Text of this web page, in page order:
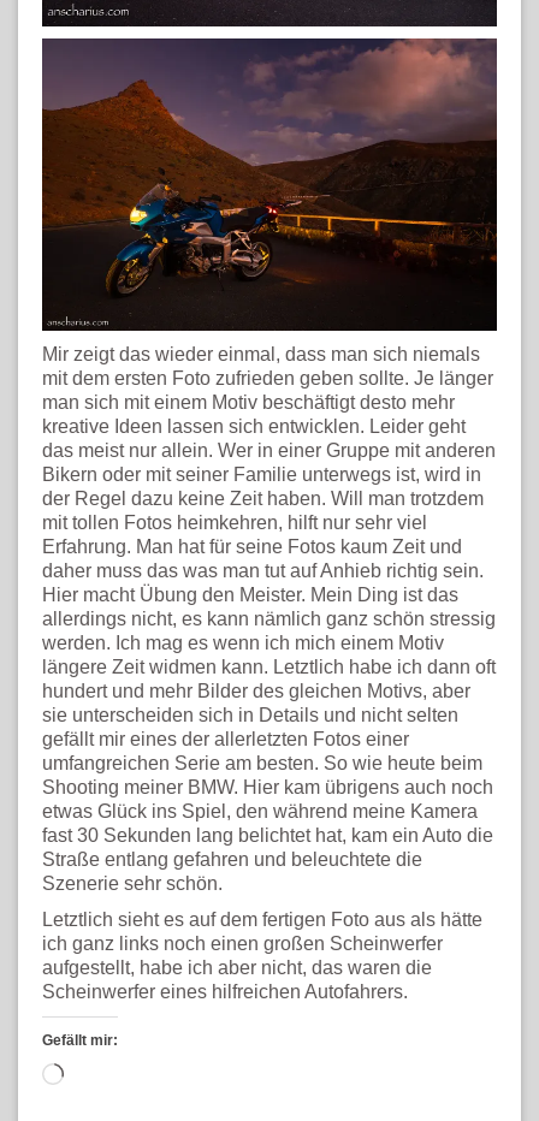
Mir zeigt das wieder einmal, dass man sich niemals
mit dem ersten Foto zufrieden geben sollte. Je länger
man sich mit einem Motiv beschäftigt desto mehr
kreative Ideen lassen sich entwicklen. Leider geht
das meist nur allein. Wer in einer Gruppe mit anderen
Bikern oder mit seiner Familie unterwegs ist, wird in
der Regel dazu keine Zeit haben. Will man trotzdem
mit tollen Fotos heimkehren, hilft nur sehr viel
Erfahrung. Man hat für seine Fotos kaum Zeit und
daher muss das was man tut auf Anhieb richtig sein.
Hier macht Übung den Meister. Mein Ding ist das
allerdings nicht, es kann nämlich ganz schön stressig
werden. Ich mag es wenn ich mich einem Motiv
längere Zeit widmen kann. Letztlich habe ich dann oft
hundert und mehr Bilder des gleichen Motivs, aber
sie unterscheiden sich in Details und nicht selten
gefällt mir eines der allerletzten Fotos einer
umfangreichen Serie am besten. So wie heute beim
Shooting meiner BMW. Hier kam übrigens auch noch
etwas Glück ins Spiel, den während meine Kamera
fast 30 Sekunden lang belichtet hat, kam ein Auto die
Straße entlang gefahren und beleuchtete die
Szenerie sehr schön.
Letztlich sieht es auf dem fertigen Foto aus als hätte
ich ganz links noch einen großen Scheinwerfer
aufgestellt, habe ich aber nicht, das waren die
Scheinwerfer eines hilfreichen Autofahrers.
Gefällt mir:
Wird